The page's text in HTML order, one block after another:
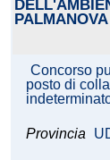
PALMANOVA
Concorso
posto di
Provincia